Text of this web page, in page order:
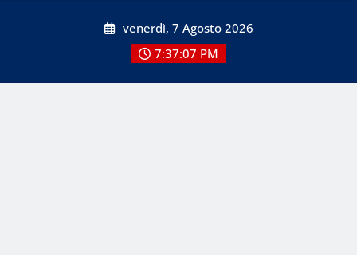
venerdì, 7 Agosto 2026
7:37:07 PM